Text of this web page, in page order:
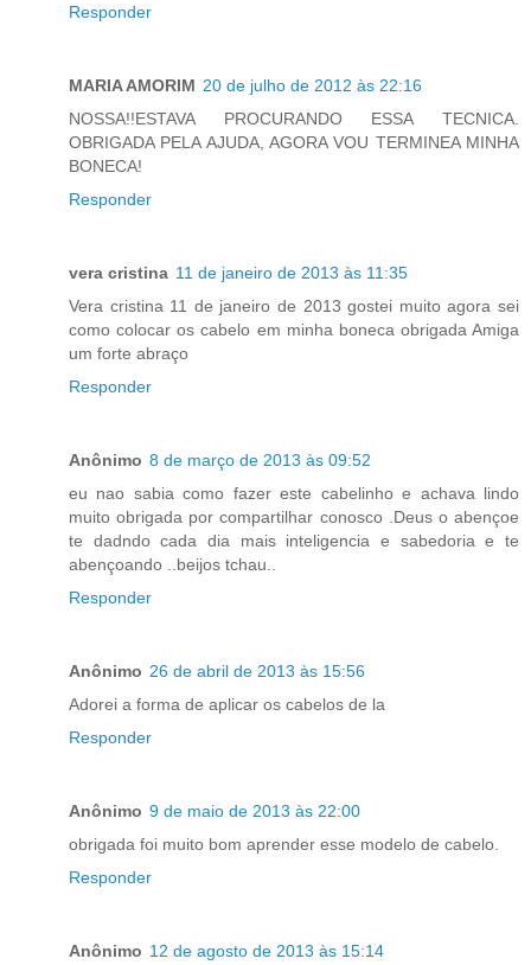
Responder
MARIA AMORIM 20 de julho de 2012 às 22:16
NOSSA!!ESTAVA PROCURANDO ESSA TECNICA.
OBRIGADA PELA AJUDA, AGORA VOU TERMINEA MINHA
BONECA!
Responder
vera cristina 11 de janeiro de 2013 às 11:35
Vera cristina 11 de janeiro de 2013 gostei muito agora sei
como colocar os cabelo em minha boneca obrigada Amiga
um forte abraço
Responder
Anônimo 8 de março de 2013 às 09:52
eu nao sabia como fazer este cabelinho e achava lindo
muito obrigada por compartilhar conosco .Deus o abençoe
te dadndo cada dia mais inteligencia e sabedoria e te
abençoando ..beijos tchau..
Responder
Anônimo 26 de abril de 2013 às 15:56
Adorei a forma de aplicar os cabelos de la
Responder
Anônimo 9 de maio de 2013 às 22:00
obrigada foi muito bom aprender esse modelo de cabelo.
Responder
Anônimo 12 de agosto de 2013 às 15:14